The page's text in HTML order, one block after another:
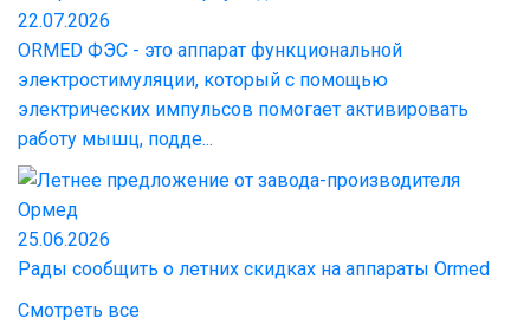
22.07.2026
ORMED ФЭС - это аппарат функциональной
электростимуляции, который с помощью
электрических импульсов помогает активировать
работу мышц, подде...
25.06.2026
Рады сообщить о летних скидках на аппараты Ormed
Смотреть все